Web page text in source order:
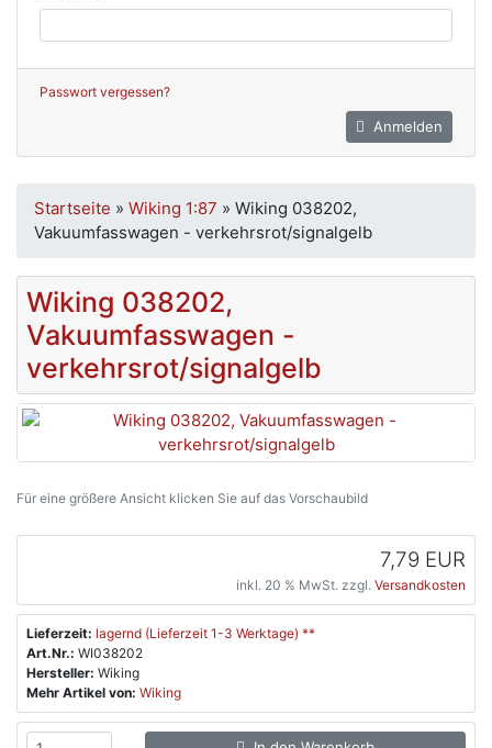
Passwort vergessen?
Anmelden
Startseite » Wiking 1:87 » Wiking 038202,
Vakuumfasswagen - verkehrsrot/signalgelb
Wiking 038202,
Vakuumfasswagen -
verkehrsrot/signalgelb
Für eine größere Ansicht klicken Sie auf das Vorschaubild
7,79 EUR
inkl. 20 % MwSt. zzgl. Versandkosten
Lieferzeit: lagernd (Lieferzeit 1-3 Werktage) **
Art.Nr.: WI038202
Hersteller: Wiking
Mehr Artikel von: Wiking